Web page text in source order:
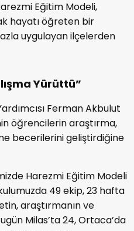
Eğitim Modeli,
hayatı öğreten bir
uygulayan ilçelerden
Yürüttü”
Ferman Akbulut
öğrencilerin araştırma,
becerilerini geliştirdiğine
Harezmi Eğitim Modeli
49 ekip, 23 hafta
araştırmanın ve
Milas’ta 24, Ortaca’da